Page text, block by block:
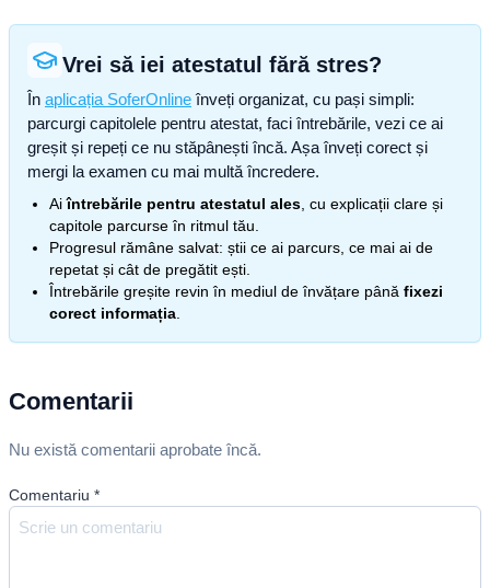
Vrei să iei atestatul fără stres?
În aplicația SoferOnline înveți organizat, cu pași simpli:
parcurgi capitolele pentru atestat, faci întrebările, vezi ce ai
greșit și repeți ce nu stăpânești încă. Așa înveți corect și
mergi la examen cu mai multă încredere.
Aiîntrebările pentru atestatul ales , cu explicații clare și
capitole parcurse în ritmul tău.
Progresul rămâne salvat: știi ce ai parcurs, ce mai ai de
repetat și cât de pregătit ești.
Întrebările greșite revin în mediul de învățare până fixezi
corect informația
Comentarii
Nu există comentarii aprobate încă.
Comentariu *